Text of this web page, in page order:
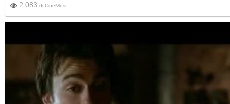
2.083 di CineMust